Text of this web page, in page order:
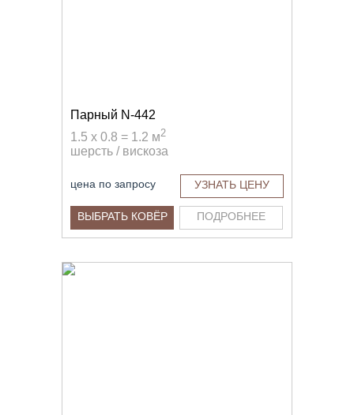
Парный N-442
1.5 x 0.8 = 1.2 м2
шерсть / вискоза
цена по запросу УЗНАТЬ ЦЕНУ
ВЫБРАТЬ КОВЁР ПОДРОБНЕЕ